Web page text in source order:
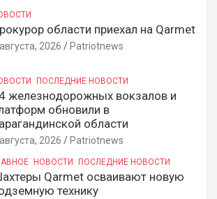
области приехал на Qarmet
2026 Patriotnews
ПОСЛЕДНИЕ НОВОСТИ
железнодорожных вокзалов и
обновили в
области
2026 Patriotnews
НОВОСТИ ПОСЛЕДНИЕ НОВОСТИ
Qarmet осваивают новую
технику